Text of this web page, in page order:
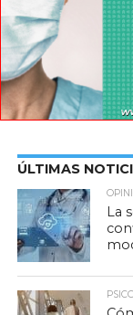
ÚLTIMAS
La